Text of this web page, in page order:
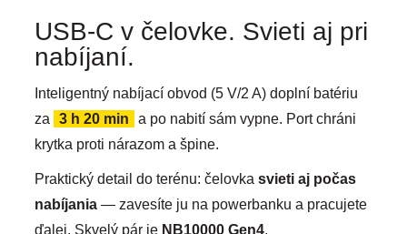
USB-C v čelovke. Svieti aj pri
nabíjaní.
Inteligentný nabíjací obvod (5 V/2 A) doplní batériu
za
3 h 20 min
a po nabití sám vypne. Port chráni
krytka proti nárazom a špine.
Praktický detail do terénu: čelovka svieti aj počas
nabíjania — zavesíte ju na powerbanku a pracujete
ďalej. Skvelý pár je NB10000 Gen4.